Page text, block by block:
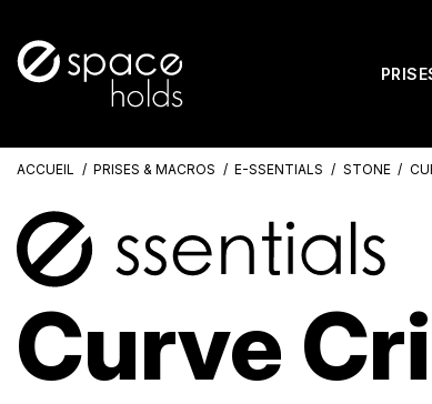
ACCUEIL PRISES & MACROS E-SSENTIALS STONE
Curve